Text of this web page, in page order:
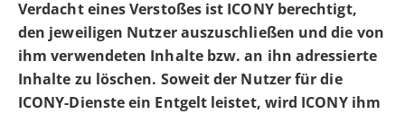
Verdacht eines Verstoßes ist ICONY berechtigt,
den jeweiligen Nutzer auszuschließen und die von
ihm verwendeten Inhalte bzw. an ihn adressierte
Inhalte zu löschen. Soweit der Nutzer für die
ICONY-Dienste ein Entgelt leistet, wird ICONY ihm